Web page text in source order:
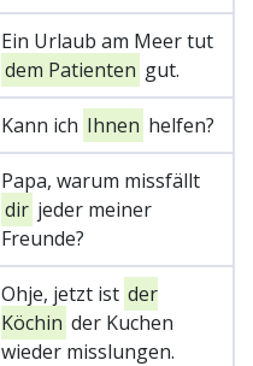
Ein Urlaub am Meer tut
dem Patienten gut.
Kann ich Ihnen helfen?
Papa, warum missfällt
dir jeder meiner
Freunde?
Ohje, jetzt ist der
Köchin der Kuchen
wieder misslungen.